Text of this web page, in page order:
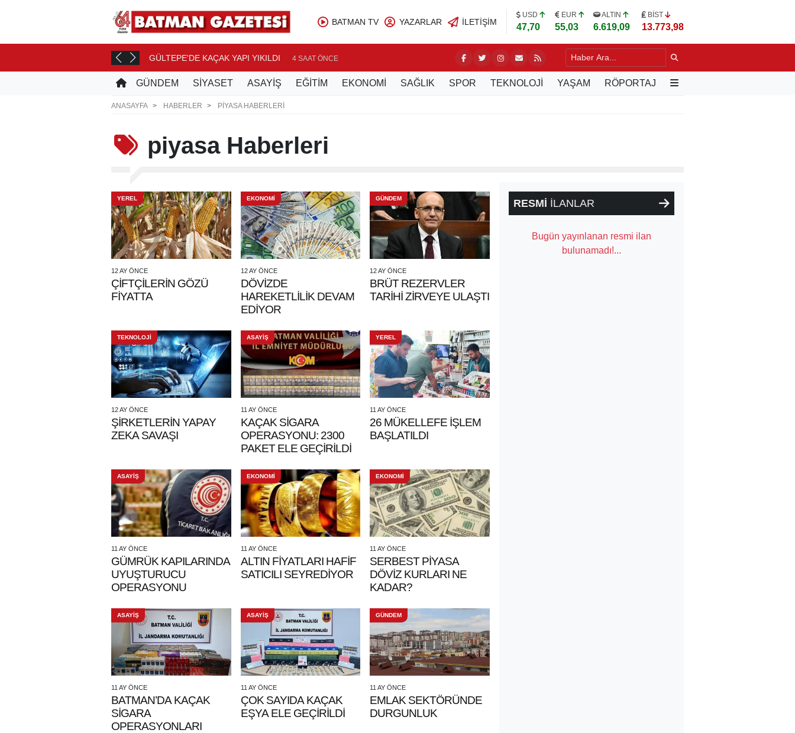
BATMAN TV YAZARLAR İLETIŞIM
USD
47,70
EUR
55,03
ALTIN
6.619,09
BİST
13.773,98
GÜLTEPE'DE KAÇAK YAPI YIKILDI 4 SAAT ÖNCE BATMAN SİYASETİNDE DİYALOG TEMASI 21 SAAT ÖNCE
GÜNDEM SİYASET ASAYİŞ EĞİTİM EKONOMİ SAĞLIK SPOR TEKNOLOJİ YAŞAM RÖPORTAJ
ANASAYFA HABERLER PIYASA HABERLERI
piyasaHaberleri
YEREL
12 AY ÖNCE
ÇİFTÇİLERİN GÖZÜ
FİYATTA
EKONOMİ
12 AY ÖNCE
DÖVİZDE
HAREKETLİLİK DEVAM
EDİYOR
GÜNDEM
12 AY ÖNCE
BRÜT REZERVLER
TARİHİ ZİRVEYE ULAŞTI
TEKNOLOJİ
12 AY ÖNCE
ŞİRKETLERİN YAPAY
ZEKA SAVAŞI
ASAYİŞ
11 AY ÖNCE
KAÇAK SİGARA
OPERASYONU: 2300
PAKET ELE GEÇİRİLDİ
YEREL
11 AY ÖNCE
26 MÜKELLEFE İŞLEM
BAŞLATILDI
ASAYİŞ
11 AY ÖNCE
GÜMRÜK KAPILARINDA
UYUŞTURUCU
OPERASYONU
EKONOMİ
11 AY ÖNCE
ALTIN FİYATLARI HAFİF
SATICILI SEYREDİYOR
EKONOMİ
11 AY ÖNCE
SERBEST PİYASA
DÖVİZ KURLARI NE
KADAR?
ASAYİŞ
11 AY ÖNCE
BATMAN’DA KAÇAK
SİGARA
OPERASYONLARI
ASAYİŞ
11 AY ÖNCE
ÇOK SAYIDA KAÇAK
EŞYA ELE GEÇİRİLDİ
GÜNDEM
11 AY ÖNCE
EMLAK SEKTÖRÜNDE
DURGUNLUK
RESMİ İLANLAR
Bugün yayınlanan resmi ilan
bulunamadı!...